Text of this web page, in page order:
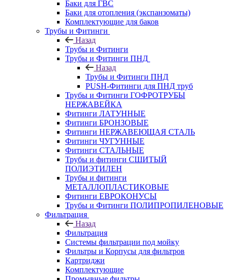
Баки для ГВС
Баки для отопления (экспанзоматы)
Комплектующие для баков
Трубы и Фитинги
Назад
Трубы и Фитинги
Трубы и Фитинги ПНД
Назад
Трубы и Фитинги ПНД
PUSH-Фитинги для ПНД труб
Трубы и Фитинги ГОФРОТРУБЫ
НЕРЖАВЕЙКА
Фитинги ЛАТУННЫЕ
Фитинги БРОНЗОВЫЕ
Фитинги НЕРЖАВЕЮЩАЯ СТАЛЬ
Фитинги ЧУГУННЫЕ
Фитинги СТАЛЬНЫЕ
Трубы и фитинги СШИТЫЙ
ПОЛИЭТИЛЕН
Трубы и фитинги
МЕТАЛЛОПЛАСТИКОВЫЕ
Фитинги ЕВРОКОНУСЫ
Трубы и Фитинги ПОЛИПРОПИЛЕНОВЫЕ
Фильтрация
Назад
Фильтрация
Системы фильтрации под мойку
Фильтры и Корпусы для фильтров
Картриджи
Комплектующие